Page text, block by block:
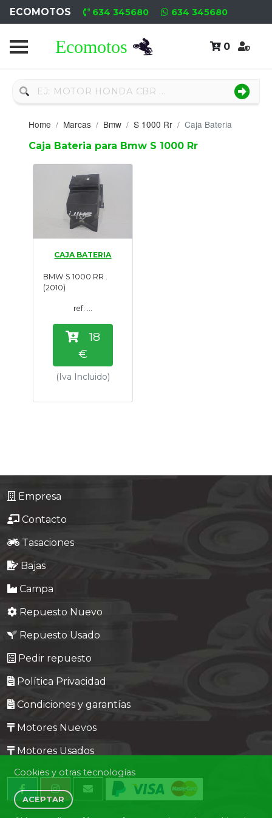
ECOMOTOS 634 345680 634 345680
0
Home
Nuevo
Neumáticos
Campa
Motores
Nuevos
Motores
Usados
Tasaciones
Formulario
Empresa
Contacto
Home Marcas Bmw S 1000 Rr Caja Bateria
Caja Bateria para Bmw S 1000 Rr
CAJA BATERIA
BMW S 1000 RR .
(2010)
ref: ...
18
€
(Iva Incluido)
Empresa
Contacto
Tasaciones
Bajas
Campa
Repuesto Nuevo
Repuesto Usado
Pedir repuesto
Política Privacidad
Condiciones y garantías
Motores Nuevos
Motores Usados
Cookies y otras tecnologías
ACEPTAR